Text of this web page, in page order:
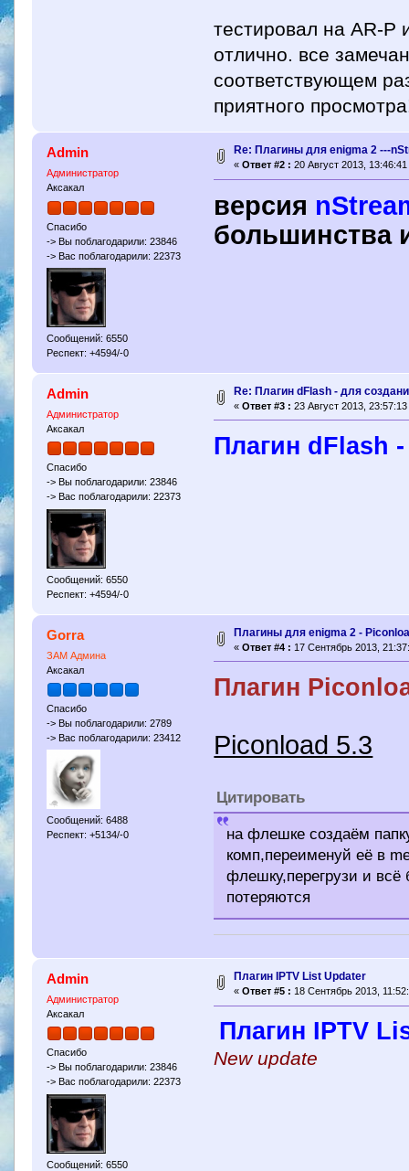
тестировал на AR-P
отлично. все
соответствующем
приятного
Admin
Администратор
Аксакал
Спасибо
-> Вы поблагодарили: 23846
-> Вас поблагодарили: 22373
Сообщений: 6550
Респект: +4594/-0
Re: Плагины для enigma 2 ---
« Ответ #2 : 20 Август 2013, 13:46:41
версия
большинства
Admin
Администратор
Аксакал
Спасибо
-> Вы поблагодарили: 23846
-> Вас поблагодарили: 22373
Сообщений: 6550
Респект: +4594/-0
Re: Плагин dFlash - для
« Ответ #3 : 23 Август 2013, 23:57:13
Плагин dFlash
Gorra
ЗАМ Админа
Аксакал
Спасибо
-> Вы поблагодарили: 2789
-> Вас поблагодарили: 23412
Сообщений: 6488
Респект: +5134/-0
Плагины для enigma 2 -
« Ответ #4 : 17 Сентябрь 2013,
Плагин
Piconload 5.3
Цитировать
на флешке создаём
комп,переименуй её в
флешку,перегрузи и всё
потеряются
Admin
Администратор
Аксакал
Спасибо
-> Вы поблагодарили: 23846
-> Вас поблагодарили: 22373
Сообщений: 6550
Плагин IPTV List Updater
« Ответ #5 : 18 Сентябрь 2013,
Плагин IPTV
New update